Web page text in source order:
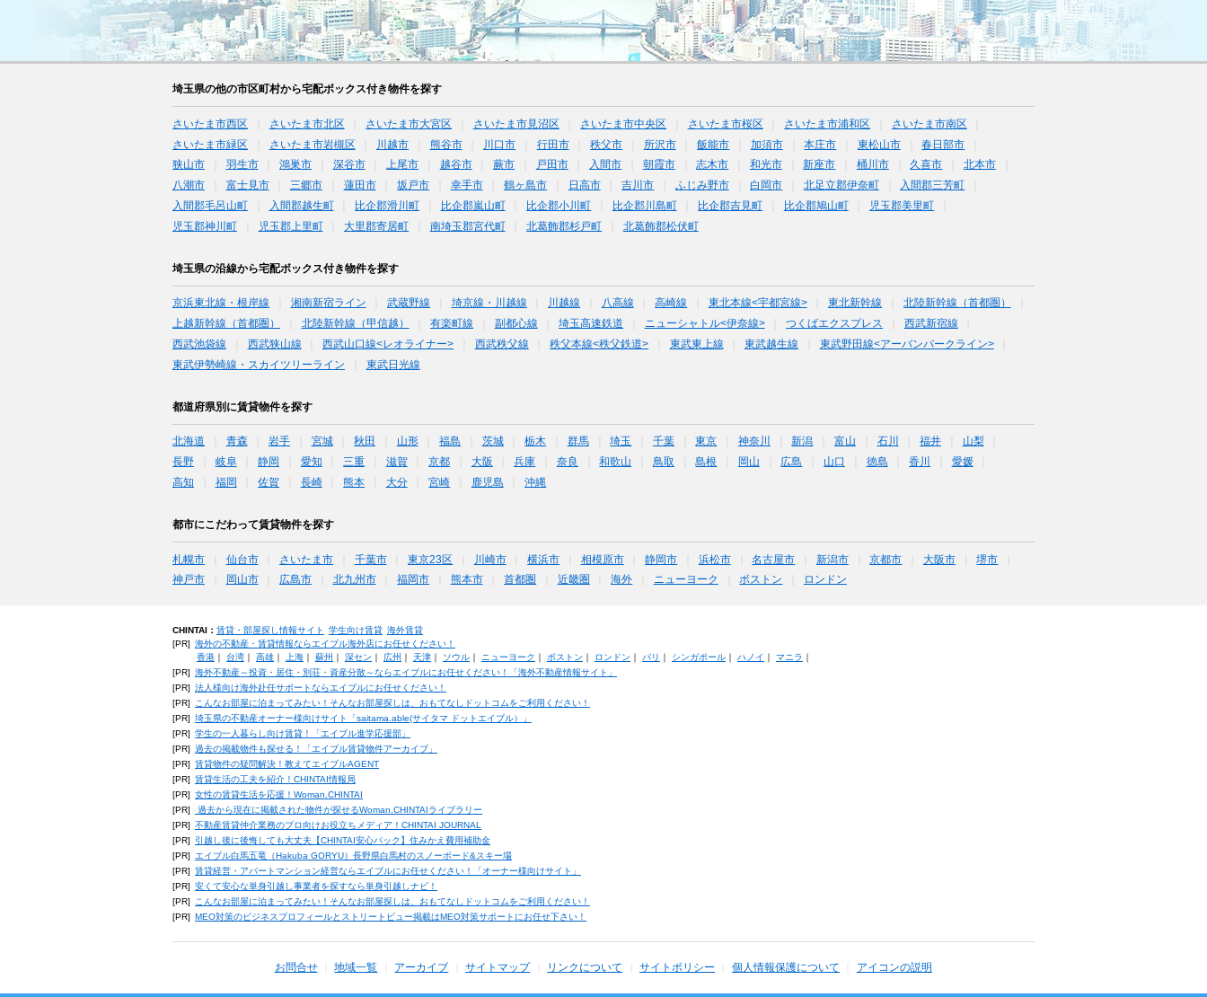
埼玉県の他の市区町村から宅配ボックス付き物件を探す
さいたま市西区 さいたま市北区 さいたま市大宮区 さいたま市見沼区 さいたま市中央区 さいたま市桜区 さいたま市浦和区
さいたま市南区
さいたま市緑区
さいたま市岩槻区 川越市 熊谷市 川口市 行田市 秩父市 所沢市 飯能市 加須市 本庄市 東松山市
春日部市
狭山市
羽生市 鴻巣市 深谷市 上尾市 越谷市 蕨市 戸田市 入間市 朝霞市 志木市 和光市 新座市 桶川市 久喜市
北本市
八潮市
富士見市 三郷市 蓮田市 坂戸市 幸手市 鶴ヶ島市 日高市 吉川市 ふじみ野市 白岡市 北足立郡伊奈町
入間郡三芳町
入間郡毛呂山町
入間郡越生町 比企郡滑川町 比企郡嵐山町 比企郡小川町 比企郡川島町 比企郡吉見町 比企郡鳩山町
児玉郡美里町
児玉郡神川町
児玉郡上里町 大里郡寄居町 南埼玉郡宮代町 北葛飾郡杉戸町 北葛飾郡松伏町
埼玉県の沿線から宅配ボックス付き物件を探す
京浜東北線・根岸線 湘南新宿ライン 武蔵野線 埼京線・川越線 川越線 八高線 高崎線 東北本線<宇都宮線> 東北新幹線
北陸新幹線（首都圏）
上越新幹線（首都圏）
北陸新幹線（甲信越） 有楽町線 副都心線 埼玉高速鉄道 ニューシャトル<伊奈線> つくばエクスプレス
西武新宿線
西武池袋線
西武狭山線 西武山口線<レオライナー> 西武秩父線 秩父本線<秩父鉄道> 東武東上線 東武越生線
東武野田線<アーバンパークライン>
東武伊勢崎線・スカイツリーライン
東武日光線
都道府県別に賃貸物件を探す
北海道 青森 岩手 宮城 秋田 山形 福島 茨城 栃木 群馬 埼玉 千葉 東京 神奈川 新潟 富山 石川 福井
山梨
長野
岐阜 静岡 愛知 三重 滋賀 京都 大阪 兵庫 奈良 和歌山 鳥取 島根 岡山 広島 山口 徳島 香川
愛媛
高知
福岡 佐賀 長崎 熊本 大分 宮崎 鹿児島 沖縄
都市にこだわって賃貸物件を探す
札幌市 仙台市 さいたま市 千葉市 東京23区 川崎市 横浜市 相模原市 静岡市 浜松市 名古屋市 新潟市 京都市 大阪市
堺市
神戸市
岡山市 広島市 北九州市 福岡市 熊本市 首都圏 近畿圏 海外 ニューヨーク ボストン ロンドン
CHINTAI： 賃貸・部屋探し情報サイト 学生向け賃貸 海外賃貸
[PR] 海外の不動産・賃貸情報ならエイブル海外店にお任せください！
香港｜ 台湾｜ 高雄｜ 上海｜ 蘇州 深セン 広州 天津｜ ソウル｜ ニューヨーク ボストン ロンドン パリ シンガポール｜ ハノイ マニラ
[PR] 海外不動産～投資・居住・別荘・資産分散～ならエイブルにお任せください！「海外不動産情報サイト」
[PR] 法人様向け海外赴任サポートならエイブルにお任せください！
[PR]
こんなお部屋に泊まってみたい！そんなお部屋探しは、おもてなしドットコムをご利用ください！
[PR] 埼玉県の不動産オーナー様向けサイト「saitama.able(サイタマ ドットエイブル）」
[PR] 学生の一人暮らし向け賃貸！「エイブル進学応援部」
[PR] 過去の掲載物件も探せる！「エイブル賃貸物件アーカイブ」
[PR] 賃貸物件の疑問解決！教えてエイブルAGENT
[PR] 賃貸生活の工夫を紹介！CHINTAI情報局
[PR] 女性の賃貸生活を応援！Woman.CHINTAI
[PR]
過去から現在に掲載された物件が探せるWoman.CHINTAIライブラリー
[PR] 不動産賃貸仲介業務のプロ向けお役立ちメディア！CHINTAI JOURNAL
[PR]
引越し後に後悔しても大丈夫【CHINTAI安心パック】住みかえ費用補助金
[PR] エイブル白馬五竜（Hakuba GORYU）長野県白馬村のスノーボード&スキー場
[PR] 賃貸経営・アパートマンション経営ならエイブルにお任せください！「オーナー様向けサイト」
[PR] 安くて安心な単身引越し事業者を探すなら単身引越しナビ！
[PR]
こんなお部屋に泊まってみたい！そんなお部屋探しは、おもてなしドットコムをご利用ください！
[PR] MEO対策のビジネスプロフィールとストリートビュー掲載はMEO対策サポートにお任せ下さい！
お問合せ 地域一覧 アーカイブ サイトマップ リンクについて サイトポリシー 個人情報保護について アイコンの説明